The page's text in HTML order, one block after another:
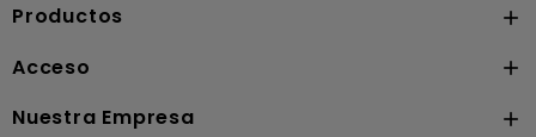
Productos 
Acceso 
Nuestra Empresa 